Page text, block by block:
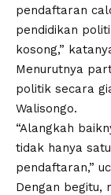
pendaftaran
pendidikan
kosong,”
Menurutnya
politik secara
Walisongo.
“Alangkah
tidak hanya
pendaftaran,”
Dengan begitu,